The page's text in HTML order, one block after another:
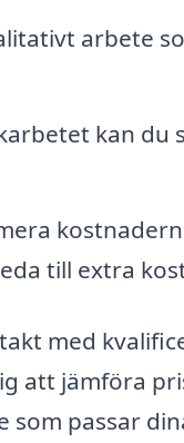
arbete
kan du
till extra
med
att jämföra
passar